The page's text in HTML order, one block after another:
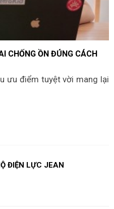
CHỐNG ỒN ĐÚNG CÁCH
ưu điểm tuyệt vời mang lại
ĐIỆN LỰC JEAN